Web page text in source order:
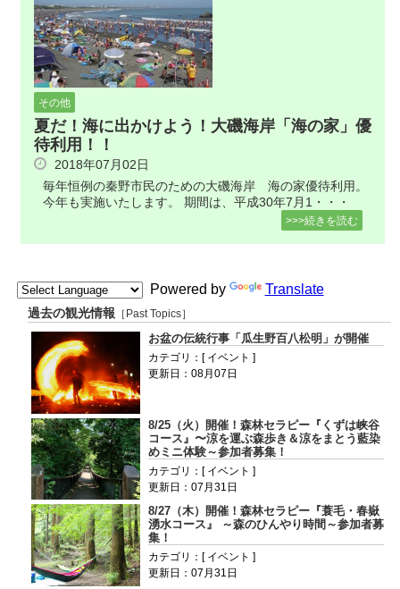
その他
夏だ！海に出かけよう！大磯海岸「海の家」優
待利用！！
2018年07月02日
毎年恒例の秦野市民のための大磯海岸 海の家優待利用。
今年も実施いたします。 期間は、平成30年7月1・・・
>>>続きを読む
Powered by Translate
過去の観光情報 ［Past Topics］
お盆の伝統行事「瓜生野百八松明」が開催
カテゴリ：[ イベント ]
更新日：08月07日
8/25（火）開催！森林セラピー『くずは峡谷
コース』〜涼を運ぶ森歩き＆涼をまとう藍染
めミニ体験～参加者募集！
カテゴリ：[ イベント ]
更新日：07月31日
8/27（木）開催！森林セラピー『蓑毛・春嶽
湧水コース』 ～森のひんやり時間～参加者募
集！
カテゴリ：[ イベント ]
更新日：07月31日